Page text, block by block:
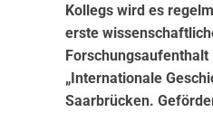
Kollegs wird es
erste
„Internationale
Saarbrücken.